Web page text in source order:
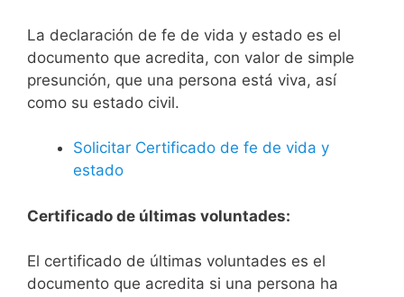
La declaración de fe de vida y estado es el
documento que acredita, con valor de simple
presunción, que una persona está viva, así
como su estado civil.
Solicitar Certificado de fe de vida y
estado
Certificado de últimas voluntades:
El certificado de últimas voluntades es el
documento que acredita si una persona ha